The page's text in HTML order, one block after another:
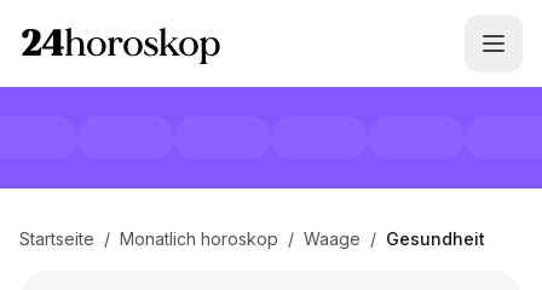
Startseite / Monatlich horoskop / Waage / Gesundheit